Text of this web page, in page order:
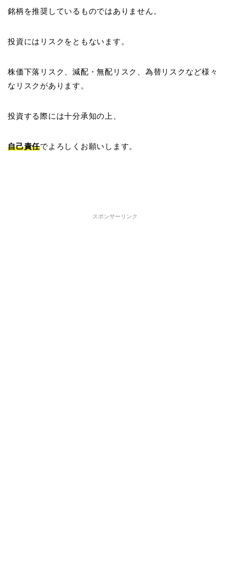
銘柄を推奨しているものではありません。
投資にはリスクをともないます。
株価下落リスク、減配・無配リスク、為替リスクなど様々
なリスクがあります。
投資する際には十分承知の上、
自己責任でよろしくお願いします。
スポンサーリンク